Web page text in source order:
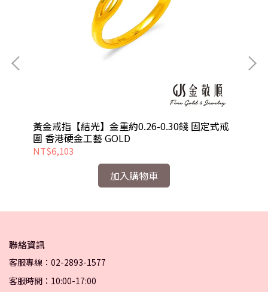
黃金戒指【結光】金重約0.26-0.30錢 固定式戒
圍 香港硬金工藝 GOLD
NT$6,103
加入購物車
聯絡資訊
客服專線：02-2893-1577
客服時間：10:00-17:00